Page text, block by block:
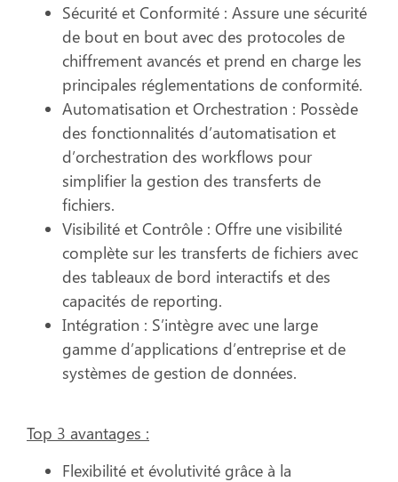
Sécurité et Conformité : Assure une sécurité
de bout en bout avec des protocoles de
chiffrement avancés et prend en charge les
principales réglementations de conformité.
Automatisation et Orchestration : Possède
des fonctionnalités d’automatisation et
d’orchestration des workflows pour
simplifier la gestion des transferts de
fichiers.
Visibilité et Contrôle : Offre une visibilité
complète sur les transferts de fichiers avec
des tableaux de bord interactifs et des
capacités de reporting.
Intégration : S’intègre avec une large
gamme d’applications d’entreprise et de
systèmes de gestion de données.
Top 3 avantages :
Flexibilité et évolutivité grâce à la